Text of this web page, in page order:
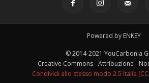
Powered by ENKEY
© 2014-2021 YouCarbonia
Creative Commons - Attribuzione -
Condividi allo stesso modo 2.5 Italia (CC